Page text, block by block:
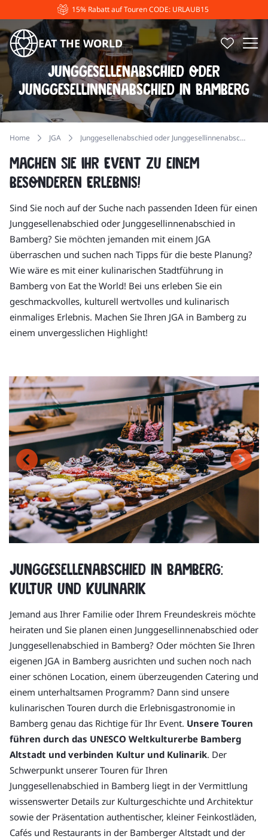
15% Rabatt auf Touren CODE: URLAUB15
EAT THE WORLD
Junggesellenabschied oder
Junggesellinnenabschied in Bamberg
Home JGA Junggesellenabschied oder Junggesellinnenabschied in Bamberg
Machen Sie Ihr Event zu einem
besonderen Erlebnis!
Sind Sie noch auf der Suche nach passenden Ideen für einen
Junggesellenabschied oder Junggesellinnenabschied in
Bamberg? Sie möchten jemanden mit einem JGA
überraschen und suchen nach Tipps für die beste Planung?
Wie wäre es mit einer kulinarischen Stadtführung in
Bamberg von Eat the World! Bei uns erleben Sie ein
geschmackvolles, kulturell wertvolles und kulinarisch
einmaliges Erlebnis. Machen Sie Ihren JGA in Bamberg zu
einem unvergesslichen Highlight!
Junggesellenabschied in Bamberg:
Kultur und Kulinarik
Jemand aus Ihrer Familie oder Ihrem Freundeskreis möchte
heiraten und Sie planen einen Junggesellinnenabschied oder
Junggesellenabschied in Bamberg? Oder möchten Sie Ihren
eigenen JGA in Bamberg ausrichten und suchen noch nach
einer schönen Location, einem überzeugenden Catering und
einem unterhaltsamen Programm? Dann sind unsere
kulinarischen Touren durch die Erlebnisgastronomie in
Bamberg genau das Richtige für Ihr Event. Unsere Touren
führen durch das UNESCO Weltkulturerbe Bamberg
Altstadt und verbinden Kultur und Kulinarik. Der
Schwerpunkt unserer Touren für Ihren
Junggesellenabschied in Bamberg liegt in der Vermittlung
wissenswerter Details zur Kulturgeschichte und Architektur
sowie der Präsentation authentischer, kleiner Feinkostläden,
Cafés und Restaurants in der Bamberger Altstadt und der